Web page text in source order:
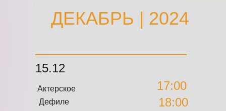
ДЕКАБРЬ | 2024
15.12
17:00
Актерское
18:00
Дефиле